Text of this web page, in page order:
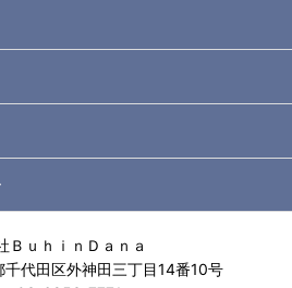
ＢｕｈｉｎＤａｎａ
代田区外神田三丁目14番10号